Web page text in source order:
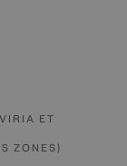
ET
ZONES)